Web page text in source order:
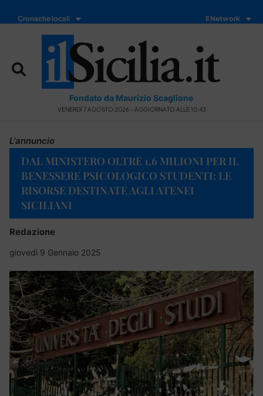
Cronache locali Il Network
Fondato da Maurizio Scaglione
VENERDÌ 7 AGOSTO 2026 - AGGIORNATO ALLE 10:43
L'annuncio
DAL MINISTERO OLTRE 1,6 MILIONI PER IL
BENESSERE PSICOLOGICO STUDENTI: LE
RISORSE DESTINATE AGLI ATENEI
SICILIANI
Redazione
giovedì 9 Gennaio 2025